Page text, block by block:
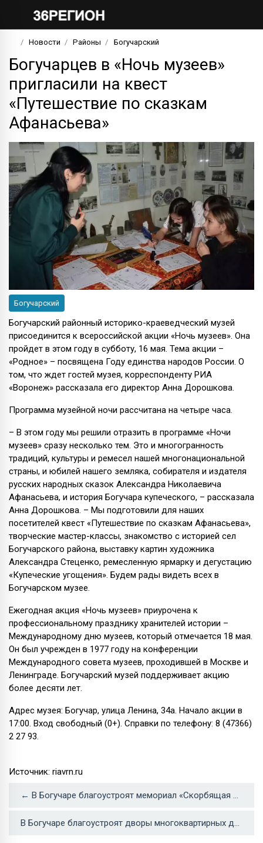
Новости Районы Богучарский
Богучарцев в «Ночь музеев»
пригласили на квест
«Путешествие по сказкам
Афанасьева»
Богучарский
Богучарский районный историко-краеведческий музей
присоединится к всероссийской акции «Ночь музеев». Она
пройдет в этом году в субботу, 16 мая. Тема акции –
«Родное» – посвящена Году единства народов России. О
том, что ждет гостей музея, корреспонденту РИА
«Воронеж» рассказала его директор Анна Дорошкова.
Программа музейной ночи рассчитана на четыре часа.
– В этом году мы решили отразить в программе «Ночи
музеев» сразу несколько тем. Это и многогранность
традиций, культуры и ремесел нашей многонациональной
страны, и юбилей нашего земляка, собирателя и издателя
русских народных сказок Александра Николаевича
Афанасьева, и история Богучара купеческого, – рассказала
Анна Дорошкова. – Мы подготовили для наших
посетителей квест «Путешествие по сказкам Афанасьева»,
творческие мастер-классы, знакомство с историей сел
Богучарского района, выставку картин художника
Александра Стеценко, ремесленную ярмарку и дегустацию
«Купеческие угощения». Будем рады видеть всех в
Богучарском музее.
Ежегодная акция «Ночь музеев» приурочена к
профессиональному празднику хранителей истории –
Международному дню музеев, который отмечается 18 мая.
Он был учрежден в 1977 году на конференции
Международного совета музеев, проходившей в Москве и
Ленинграде. Богучарский музей поддерживает акцию
более десяти лет.
Адрес музея: Богучар, улица Ленина, 34а. Начало акции в
17:00. Вход свободный (0+). Справки по телефону: 8 (47366)
2 27 93.
Источник: riavrn.ru
← В Богучаре благоустроят мемориал «Скорбящая мать»
В Богучаре благоустроят дворы многоквартирных домов →